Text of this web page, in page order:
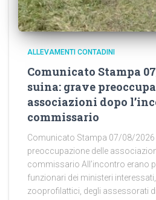
ALLEVAMENTI CONTADINI
Comunicato Stampa
suina: grave
associazioni dopo
commissario
Comunicato Stampa 07/08/2026
preoccupazione delle
commissario All’incontro erano
funzionari dei ministeri
zooprofilattici, degli assessorati